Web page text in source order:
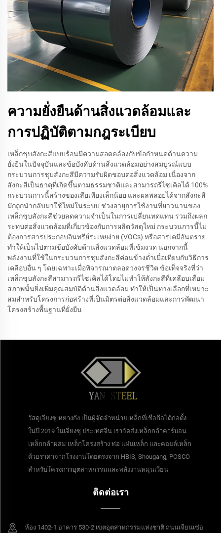
ความยั่งยืนด้านสิ่งแวดล้อมและ
การปฏิบัติตามกฎระเบียบ
เหล็กชุบสังกะสีแบบร้อนมีความสอดคล้องกับข้อกำหนดด้านความ
ยั่งยืนในปัจจุบันและข้อบังคับด้านสิ่งแวดล้อมอย่างสมบูรณ์แบบ
กระบวนการชุบสังกะสีมีความรับผิดชอบต่อสิ่งแวดล้อม เนื่องจาก
สังกะสีเป็นธาตุที่เกิดขึ้นตามธรรมชาติและสามารถรีไซเคิลได้ 100%
กระบวนการนี้สร้างของเสียเพียงเล็กน้อย และผลพลอยได้จากสังกะสี
มักถูกนำกลับมาใช้ใหม่ในระบบ ช่วงอายุการใช้งานที่ยาวนานของ
เหล็กชุบสังกะสีช่วยลดความจำเป็นในการเปลี่ยนทดแทน รวมถึงผลก
ระทบต่อสิ่งแวดล้อมที่เกี่ยวข้องกับการผลิตวัสดุใหม่ กระบวนการนี้ไม่
ต้องการสารประกอบอินทรีย์ระเหยง่าย (VOCs) หรือสารเคมีอันตราย
ทำให้เป็นไปตามข้อบังคับด้านสิ่งแวดล้อมที่เข้มงวด นอกจากนี้
พลังงานที่ใช้ในกระบวนการชุบสังกะสีค่อนข้างต่ำเมื่อเทียบกับวิธีการ
เคลือบอื่น ๆ โดยเฉพาะเมื่อพิจารณาตลอดวงจรชีวิต ข้อเท็จจริงที่ว่า
เหล็กชุบสังกะสีสามารถรีไซเคิลได้โดยไม่ทำให้สังกะสีที่เคลือบเสื่อม
สภาพนั้นยิ่งเพิ่มคุณสมบัติด้านสิ่งแวดล้อม ทำให้เป็นทางเลือกที่เหมาะ
สมสำหรับโครงการก่อสร้างที่เป็นมิตรต่อสิ่งแวดล้อมและการพัฒนา
โครงสร้างพื้นฐานที่ยั่งยืน
วัสดุเจียงซู หยางกัง เป็นผู้จัดจำหน่ายเหล็กที่เชื่อถือได้ก่อตั้ง
ในปี 2019 ในเจียงซู ประเทศจีน เราจัดส่งเหล็กกล้าคาร์บอน
เหล็กกล้าผสม เหล็กโครงสร้าง ท่อ แผ่นเหล็ก และคอยล์เหล็ก
ด้วยราคาจากโรงงานโดยตรงจาก HBIS, Shougang, POSCO
สำหรับโครงการอุตสาหกรรมและพลังงานหมุนเวียน
ติดต่อเรา
ห้อง 1402-1 อาคาร 530-2 เขตอุตสาหกรรมแห่งชาติ ถนนเจียนเซ่อ